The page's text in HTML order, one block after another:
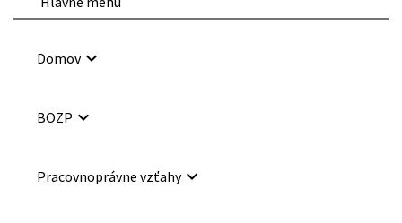
Domovkeyboard_arrow_down
BOZP keyboard_arrow_down
Pracovnoprávne vzťahykeyboard_arrow_down